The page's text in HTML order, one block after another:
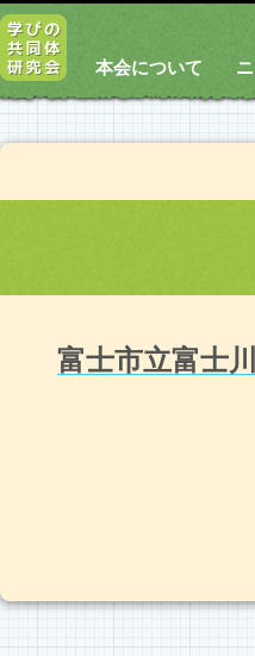
本会について
富士市立富士